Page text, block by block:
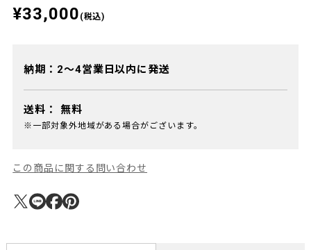
¥33,000 (税込)
納期：2～4営業日以内に発送
送料： 無料
※一部対象外地域がある場合がございます。
この商品に関する問い合わせ